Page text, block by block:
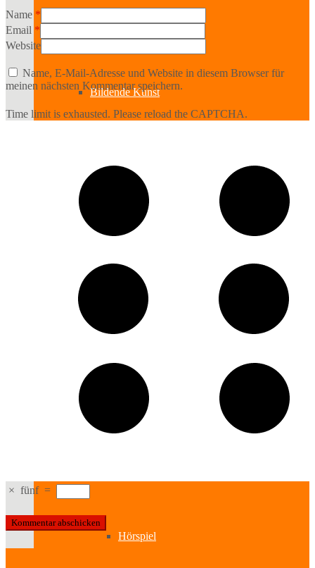
Bildende Kunst
Aussteller
Workshops
Kabinetttheater
Hörspiel
Name *
Email *
Website
Name, E-Mail-Adresse und Website in diesem Browser für
meinen nächsten Kommentar speichern.
Time limit is exhausted. Please reload the CAPTCHA.
× fünf =